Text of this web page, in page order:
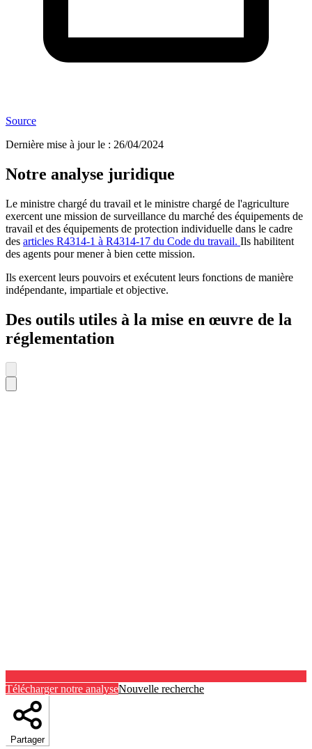
Source
Dernière mise à jour le : 26/04/2024
Notre analyse juridique
Le ministre chargé du travail et le ministre chargé de l'agriculture
exercent une mission de surveillance du marché des équipements de
travail et des équipements de protection individuelle dans le cadre
des articles R4314-1 à R4314-17 du Code du travail. Ils habilitent
des agents pour mener à bien cette mission.
Ils exercent leurs pouvoirs et exécutent leurs fonctions de manière
indépendante, impartiale et objective.
Des outils utiles à la mise en œuvre de la
réglementation
Télécharger notre analyseNouvelle recherche
Partager